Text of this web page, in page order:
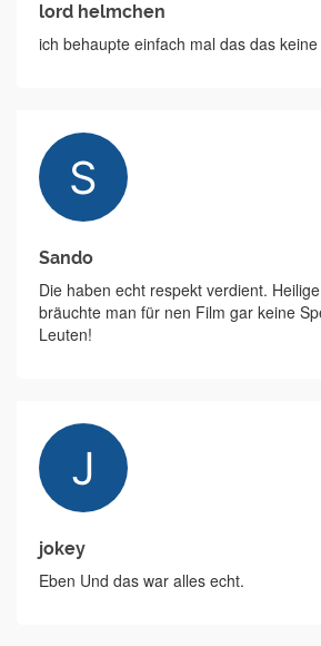
lord helmchen
ich behaupte einfach mal das das
Sando
Die haben echt respekt verdient.
bräuchte man für nen Film gar keine
Leuten!
jokey
Eben Und das war alles echt.